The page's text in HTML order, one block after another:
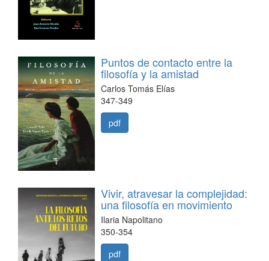
Puntos de contacto entre la
filosofía y la amistad
Carlos Tomás Elías
347-349
pdf
Vivir, atravesar la complejidad:
una filosofía en movimiento
Ilaria Napolitano
350-354
pdf